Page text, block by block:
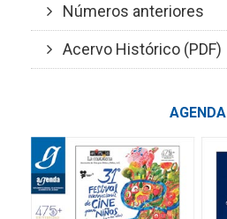
Números anteriores
Acervo Histórico (PDF)
AGENDA